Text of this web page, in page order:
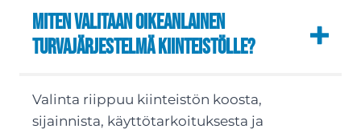
Miten valitaan oikeanlainen
turvajärjestelmä kiinteistölle?
Valinta riippuu kiinteistön koosta,
sijainnista, käyttötarkoituksesta ja